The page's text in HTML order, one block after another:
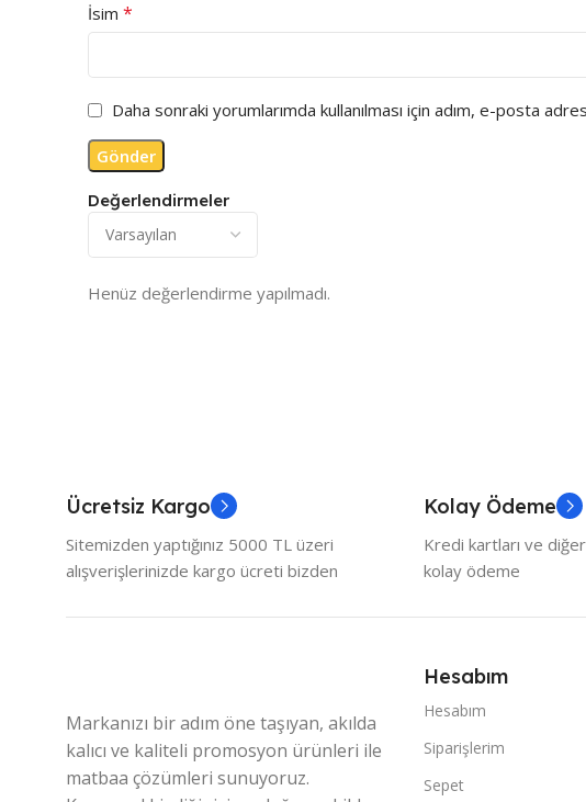
Değerlendirmeler
Henüz değerlendirme yapılmadı.
İsim *
Daha sonraki yorumlarımda kullanılması için adım, e-posta
Ücretsiz Kargo
Sitemizden yaptığınız 5000 TL üzeri
alışverişlerinizde kargo ücreti bizden
Kolay Ödeme
Kredi kartları ve
kolay ödeme
Markanızı bir adım öne taşıyan, akılda
kalıcı ve kaliteli promosyon ürünleri ile
matbaa çözümleri sunuyoruz.
Hesabım
Hesabım
Siparişlerim
Sepet